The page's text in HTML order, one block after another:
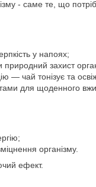
- саме те, що
у напоях;
природний захист
— чай тонізує та
для щоденного
організму.
ефект.